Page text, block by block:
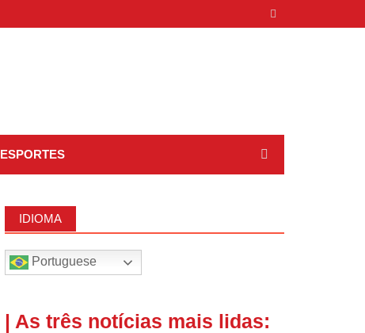
ESPORTES
IDIOMA
Portuguese
| As três notícias mais lidas: